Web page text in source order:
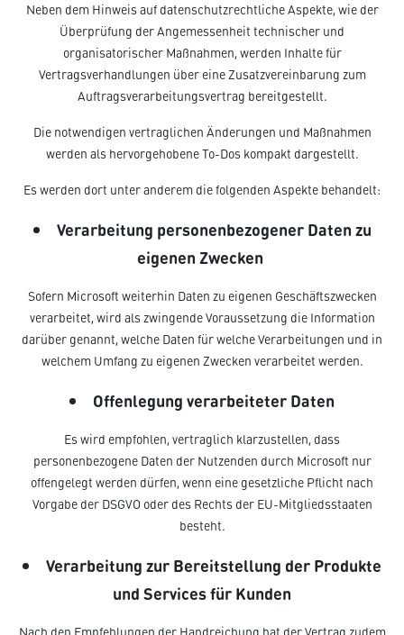
Neben dem Hinweis auf datenschutzrechtliche Aspekte, wie der
Überprüfung der Angemessenheit technischer und
organisatorischer Maßnahmen, werden Inhalte für
Vertragsverhandlungen über eine Zusatzvereinbarung zum
Auftragsverarbeitungsvertrag bereitgestellt.
Die notwendigen vertraglichen Änderungen und Maßnahmen
werden als hervorgehobene To-Dos kompakt dargestellt.
Es werden dort unter anderem die folgenden Aspekte behandelt:
Verarbeitung personenbezogener Daten zu
eigenen Zwecken
Sofern Microsoft weiterhin Daten zu eigenen Geschäftszwecken
verarbeitet, wird als zwingende Voraussetzung die Information
darüber genannt, welche Daten für welche Verarbeitungen und in
welchem Umfang zu eigenen Zwecken verarbeitet werden.
Offenlegung verarbeiteter Daten
Es wird empfohlen, vertraglich klarzustellen, dass
personenbezogene Daten der Nutzenden durch Microsoft nur
offengelegt werden dürfen, wenn eine gesetzliche Pflicht nach
Vorgabe der DSGVO oder des Rechts der EU-Mitgliedsstaaten
besteht.
Verarbeitung zur Bereitstellung der Produkte
und Services für Kunden